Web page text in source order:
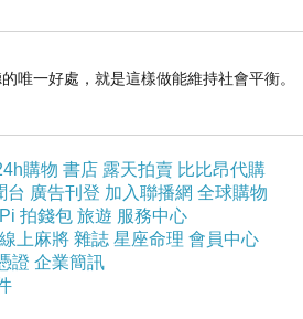
否在協議合建享受租稅減免等，都有爭議
少違憲，這次修法新增都更實施者擬訂更
，公聽會地點日期應登報、傳單及專屬網
更計畫前，應舉行聽證。
唯一好處，就是這樣做能維持社會平衡。
購物 書店 露天拍賣 比比昂代購
台 廣告刊登 加入聯播網 全球購物
Pi 拍錢包 旅遊 服務中心
線上麻將 雜誌 星座命理 會員中心
證 企業簡訊